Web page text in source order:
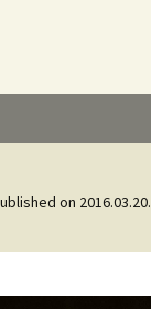
on 2016.03.20.